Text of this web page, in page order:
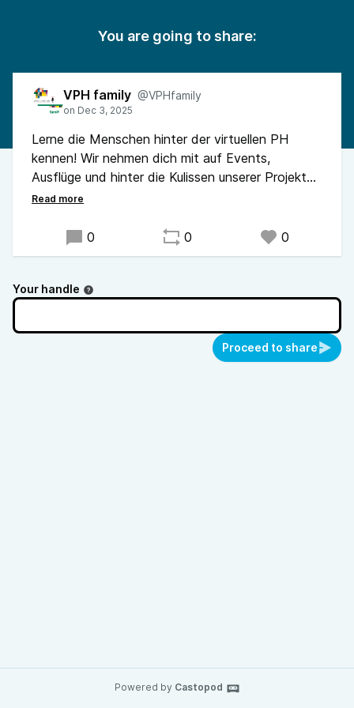
You are going to share:
VPH family @VPHfamily
Lerne die Menschen hinter der virtuellen PH
kennen! Wir nehmen dich mit auf Events,
Ausflüge und hinter die Kulissen unserer Projekte
– mit spannenden Einblicken, Tipps aus der Praxis
und echte Persönlichkeiten – das ist die VPH
Family!
0 0 0
Your handle
Proceed to share
Powered by Castopod